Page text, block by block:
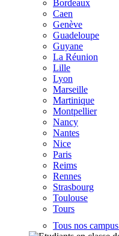
Bordeaux
Caen
Genève
Guadeloupe
Guyane
La Réunion
Lille
Lyon
Marseille
Martinique
Montpellier
Nancy
Nantes
Nice
Paris
Reims
Rennes
Strasbourg
Toulouse
Tours
Tous nos campus